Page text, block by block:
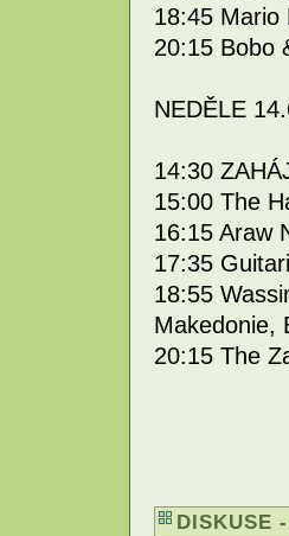
18:45 Mario
20:15 Bobo
NEDĚLE
14:30
15:00 The
16:15 Araw
17:35
18:55
Makedonie,
20:15 The
DISKUSE